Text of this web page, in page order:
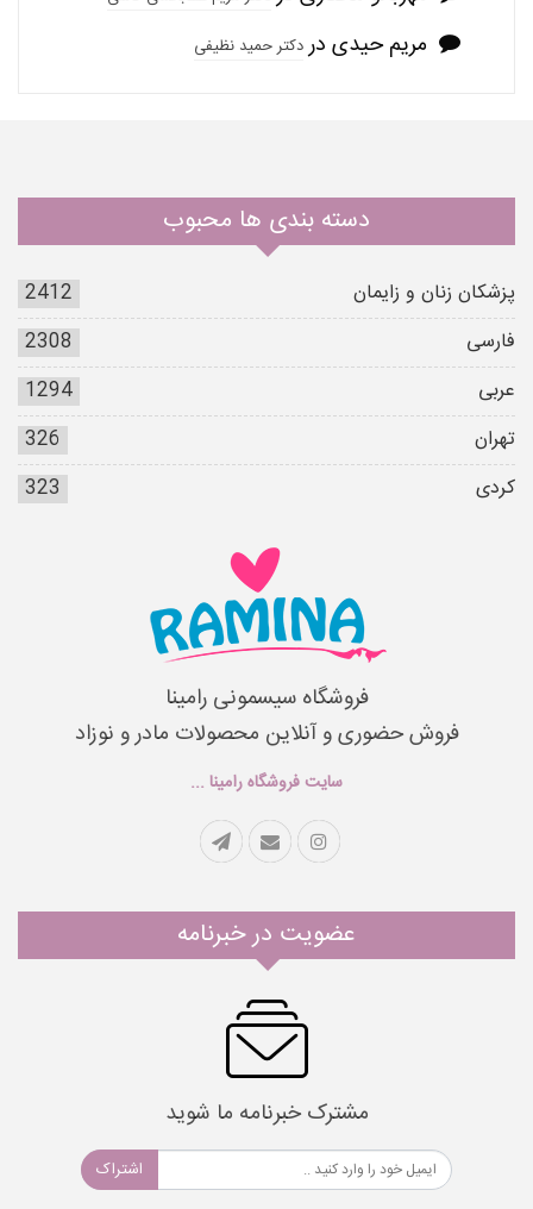
مریم حیدی دردکتر حمید نظیفی
دسته بندی ها محبوب
پزشکان زنان و زایمان
2412
فارسی
2308
عربی
1294
تهران
326
کردی
323
فروشگاه سیسمونی رامینا
فروش حضوری و آنلاین محصولات مادر و نوزاد
سایت فروشگاه رامینا ...
عضویت در خبرنامه
مشترک خبرنامه ما شوید
اشتراک